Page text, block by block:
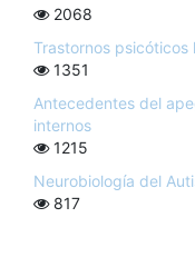
2068
Trastornos psicóticos
1351
Antecedentes del
internos
1215
Neurobiología del
817